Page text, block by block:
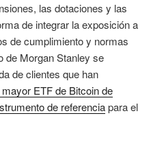
las dotaciones y las
de integrar la exposición a
de cumplimiento y normas
de Morgan Stanley se
de clientes que han
mayor ETF de Bitcoin de
de referenciapara el